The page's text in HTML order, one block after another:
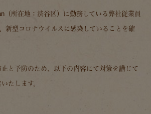
（所在地：渋谷区）に勤務している弊社従業員
新型コロナウイルスに感染していることを確
と予防のため、以下の内容にて対策を講じて
たします。